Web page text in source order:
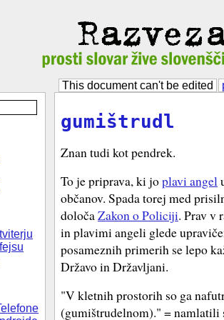
This document can't be edited
gumištrudl
Znan tudi kot pendrek.
To je priprava, ki joplavi angel
občanov. Spada torej med
določaZakon o Policiji. Prav v
in plavimi angeli glede
posameznih primerih se lepo
Državo in Državljani.
"V kletnih prostorih so ga
(gumištrudelnom)." = namlatili